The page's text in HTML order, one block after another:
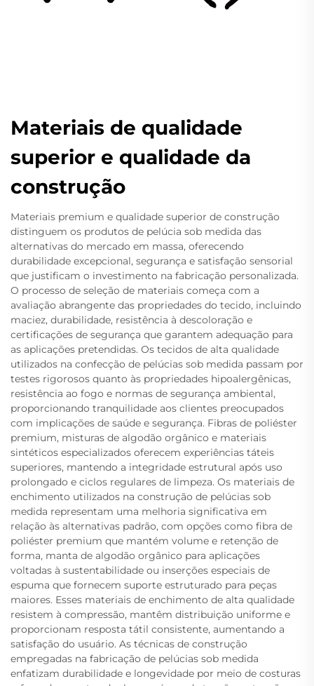
Materiais de qualidade
superior e qualidade da
construção
Materiais premium e qualidade superior de construção
distinguem os produtos de pelúcia sob medida das
alternativas do mercado em massa, oferecendo
durabilidade excepcional, segurança e satisfação sensorial
que justificam o investimento na fabricação personalizada.
O processo de seleção de materiais começa com a
avaliação abrangente das propriedades do tecido, incluindo
maciez, durabilidade, resistência à descoloração e
certificações de segurança que garantem adequação para
as aplicações pretendidas. Os tecidos de alta qualidade
utilizados na confecção de pelúcias sob medida passam por
testes rigorosos quanto às propriedades hipoalergênicas,
resistência ao fogo e normas de segurança ambiental,
proporcionando tranquilidade aos clientes preocupados
com implicações de saúde e segurança. Fibras de poliéster
premium, misturas de algodão orgânico e materiais
sintéticos especializados oferecem experiências táteis
superiores, mantendo a integridade estrutural após uso
prolongado e ciclos regulares de limpeza. Os materiais de
enchimento utilizados na construção de pelúcias sob
medida representam uma melhoria significativa em
relação às alternativas padrão, com opções como fibra de
poliéster premium que mantém volume e retenção de
forma, manta de algodão orgânico para aplicações
voltadas à sustentabilidade ou inserções especiais de
espuma que fornecem suporte estruturado para peças
maiores. Esses materiais de enchimento de alta qualidade
resistem à compressão, mantêm distribuição uniforme e
proporcionam resposta tátil consistente, aumentando a
satisfação do usuário. As técnicas de construção
empregadas na fabricação de pelúcias sob medida
enfatizam durabilidade e longevidade por meio de costuras